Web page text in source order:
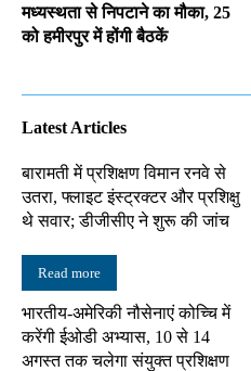
मध्यस्थता से निपटाने का मौका, 25
को हमीरपुर में होंगी बैठकें
Latest Articles
बारामती में प्रशिक्षण विमान रनवे से
उतरा, फ्लाइट इंस्ट्रक्टर और प्रशिक्षु
थे सवार; डीजीसीए ने शुरू की जांच
Read more
भारतीय-अमेरिकी नौसेनाएं कोच्चि में
करेंगी ईओडी अभ्यास, 10 से 14
अगस्त तक चलेगा संयुक्त प्रशिक्षण